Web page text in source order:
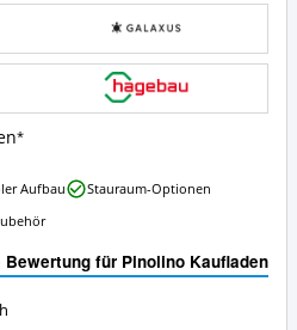
für Pinolino Kaufladen
Aufbau
Stauraum-Optionen